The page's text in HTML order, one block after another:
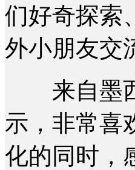
们好奇探索
外小朋友交
来自墨西
示，非常喜
化的同时，